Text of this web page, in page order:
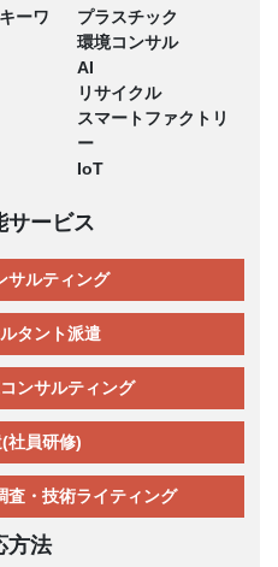
ーワ
プラスチック
環境コンサル
AI
リサイクル
スマートファクトリ
ー
IoT
サービス
サルティング
タント派遣
ンサルティング
社員研修)
査・技術ライティング
方法